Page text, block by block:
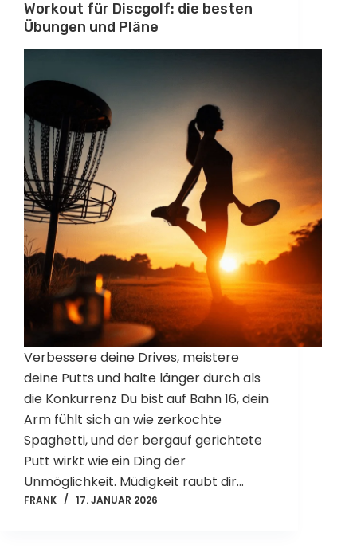
Workout für Discgolf: die besten
Übungen und Pläne
Verbessere deine Drives, meistere
deine Putts und halte länger durch als
die Konkurrenz Du bist auf Bahn 16, dein
Arm fühlt sich an wie zerkochte
Spaghetti, und der bergauf gerichtete
Putt wirkt wie ein Ding der
Unmöglichkeit. Müdigkeit raubt dir…
FRANK 17. JANUAR 2026